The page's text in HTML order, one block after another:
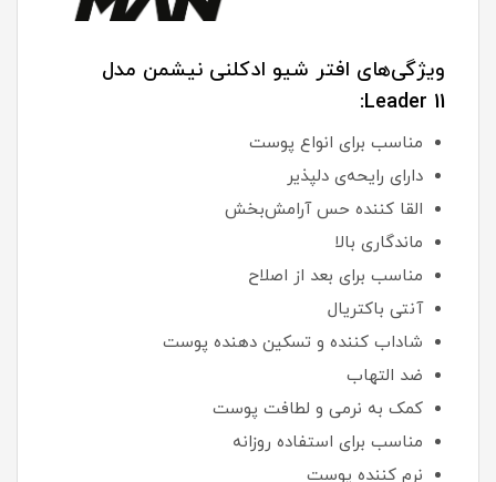
ویژگی‌های افتر شیو ادکلنی نیشمن مدل
Leader 11:
مناسب برای انواع پوست
دارای رایحه‌ی دلپذیر
القا کننده حس آرامش‌بخش
ماندگاری بالا
مناسب برای بعد از اصلاح
آنتی باکتریال
شاداب کننده و تسکین دهنده پوست
ضد التهاب
کمک به نرمی و لطافت پوست
مناسب برای استفاده روزانه
نرم کننده پوست